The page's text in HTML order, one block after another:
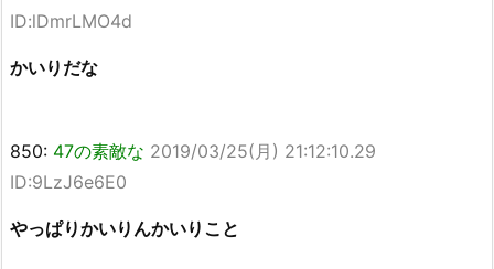
ID:lDmrLMO4d
かいりだな
850: 47の素敵な 2019/03/25(月) 21:12:10.29
ID:9LzJ6e6E0
やっぱりかいりんかいりこと